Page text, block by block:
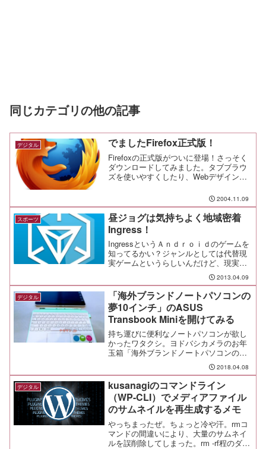
同じカテゴリの他の記事
デジタル でましたFirefox正式版！
Firefoxの正式版がついに登場！さっそく
ダウンロードしてみました。タブブラウ
ズを使いやすくしたり、Webデザインを
「Web Developer」も忘れずに！2004.11.09
スポーツ
昼ジョグは気持ちよく地域密着
Ingress！
IngressというＡｎｄｒｏｉｄのゲームを
知ってるかい？ジャンルとしては代替現
実ゲームというらしいんだけど、現実の
世界にある何か・・・像とかモニュメン
ト、特徴的な建造物とか・・・にポータ
ルと呼ばれる目印が設置されていて、そ
こを敵と味方に分...
2013.04.09
デジタル
「海外ブランドノートパソコンの
夢10インチ」のASUS
Transbook Miniを開けてみる
持ち運びに便利なノートパソコンが欲し
かったワタクシ。ヨドバシカメラのお年
玉箱「海外ブランドノートパソコンの夢
10インチ」が当選したので、さっそくワ
クワクドキドキの開封だ。前の記事にも
書いたけど、ASUSのTransBook Miniと
マウス...
2018.04.08
デジタル
kusanagiのコマンドライン
（WP-CLI）でメディアファイル
のサムネイルを再生成するメモ
やっちまったぜ。ちょっと冷や汗。rmコ
マンドの間違いにより、大量のサムネイ
ルを誤削除してしまった。rm -rf程のダメ